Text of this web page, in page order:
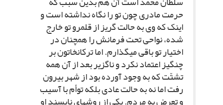
حرمت مادرى چون تو را نگاه نداشته است و
اینک که وى به حالت گریز از قلمرو تو خارج
شده، نواحى تحت فرمانش را همچنان در
اختیار تو باقى مى‏گذارم. اما ترکان‏خاتون بر
چنگیز اعتماد نکرد و ناگزیر بعد از آن همه
تشتّت که به وجود آورده بود از شهر بیرون
رفت اما نه به حالت عادى بلکه توأم با آسیب